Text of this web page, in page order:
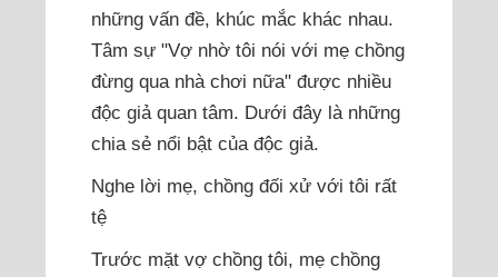
những vấn đề, khúc mắc khác nhau.
Tâm sự "Vợ nhờ tôi nói với mẹ chồng
đừng qua nhà chơi nữa" được nhiều
độc giả quan tâm. Dưới đây là những
chia sẻ nổi bật của độc giả.
Nghe lời mẹ, chồng đối xử với tôi rất
tệ
Trước mặt vợ chồng tôi, mẹ chồng